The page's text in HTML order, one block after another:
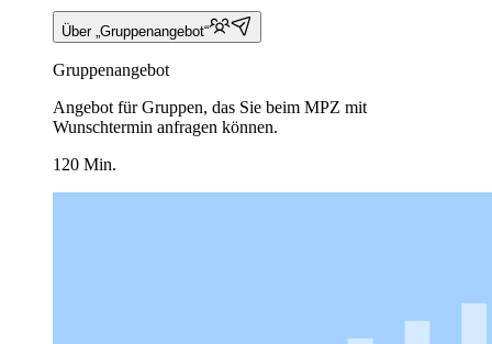
Über „Gruppenangebot“
Gruppenangebot
Angebot für Gruppen, das Sie beim MPZ mit
Wunschtermin anfragen können.
120 Min.